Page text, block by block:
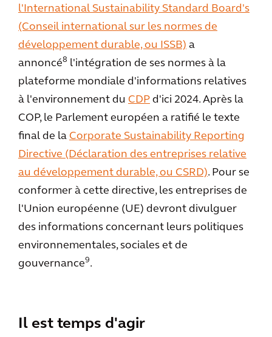
l'International Sustainability Standard Board's
(Conseil international sur les normes de
développement durable, ou ISSB) a
annoncé8 l'intégration de ses normes à la
plateforme mondiale d'informations relatives
à l'environnement du CDP d'ici 2024. Après la
COP, le Parlement européen a ratifié le texte
final de la Corporate Sustainability Reporting
Directive (Déclaration des entreprises relative
au développement durable, ou CSRD). Pour se
conformer à cette directive, les entreprises de
l'Union européenne (UE) devront divulguer
des informations concernant leurs politiques
environnementales, sociales et de
gouvernance9.
Il est temps d'agir